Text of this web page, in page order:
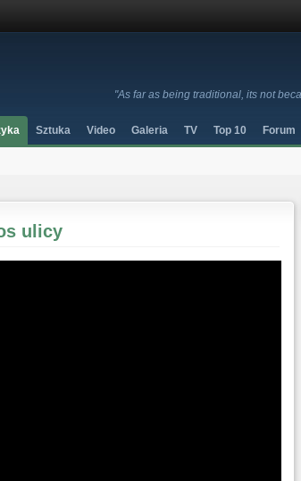
"As far as being traditional, its not
Sztuka Video Galeria TV Top 10 Forum
ulicy